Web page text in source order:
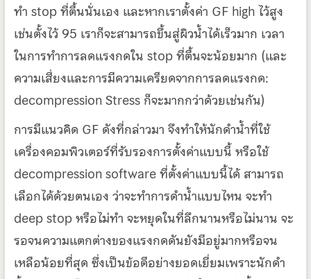
ทำ stop ที่ตื้นนั่นเอง และหากเราตั้งค่า GF high ไว้สูง
เช่นตั้งไว้ 95 เราก็จะสามารถขึ้นสู่ผิวน้ำได้เร็วมาก เวลา
ในการทำการลดแรงกดใน stop ที่ตื้นจะน้อยมาก (และ
ความเสี่ยงและการมีความเครียดจากการลดแรงกด:
decompression Stress ก็จะมากกว่าด้วยเช่นกัน)
การมีแนวคิด GF ดังที่กล่าวมา จึงทำให้นักดำน้ำที่ใช้
เครื่องคอมพิวเตอร์ที่รับรองการตั้งค่าแบบนี้ หรือใช้
decompression software ที่ตั้งค่าแบบนี้ได้ สามารถ
เลือกได้ด้วยตนเอง ว่าจะทำการดำน้ำแบบไหน จะทำ
deep stop หรือไม่ทำ จะหยุดในที่ลึกนานหรือไม่นาน จะ
รอจนความแตกต่างของแรงกดดันยังมีอยู่มากหรือจน
เหลือน้อยที่สุด ซึ่งเป็นข้อดีอย่างยอดเยี่ยมเพราะนักดำ